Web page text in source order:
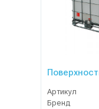
Артикул
Бренд